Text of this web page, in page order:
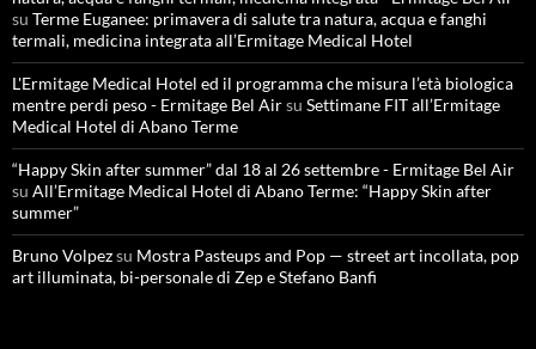
su Terme Euganee: primavera di salute tra natura, acqua e fanghi
termali, medicina integrata all’Ermitage Medical Hotel
L'Ermitage Medical Hotel ed il programma che misura l’età biologica
mentre perdi peso - Ermitage Bel Airsu Settimane FIT all’Ermitage
Medical Hotel di Abano Terme
“Happy Skin after summer” dal 18 al 26 settembre - Ermitage Bel Air
su All’Ermitage Medical Hotel di Abano Terme: “Happy Skin after
summer”
Bruno Volpezsu Mostra Pasteups and Pop — street art incollata, pop
art illuminata, bi-personale di Zep e Stefano Banfi